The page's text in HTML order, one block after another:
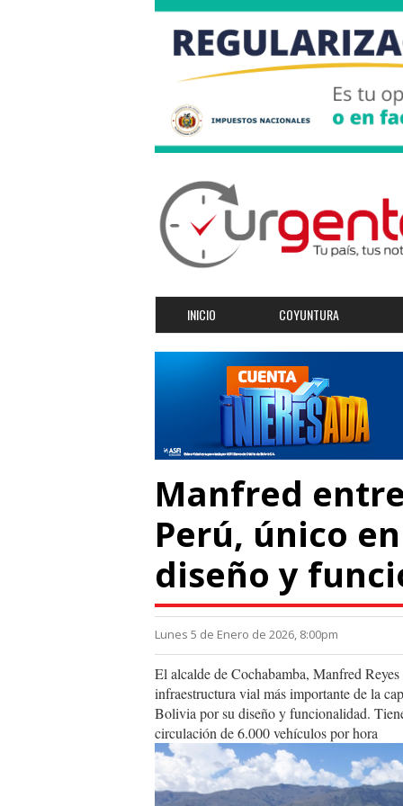
INICIO COYUNTURA
Manfred
Perú, único
diseño y
Lunes 5 de Enero de 2026, 8:00pm
El alcalde de Cochabamba, Manfred
infraestructura vial más importante de la
Bolivia por su diseño y funcionalidad.
circulación de 6.000 vehículos por hora